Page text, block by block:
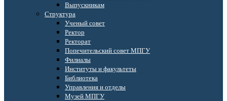
Выпускникам
Структура
Ученый совет
Ректор
Ректорат
Попечительский совет МПГУ
Филиалы
Институты и факультеты
Библиотека
Управления и отделы
Музей МПГУ